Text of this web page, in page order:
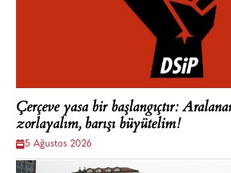
Çerçeve yasa bir başlangıçtır:
zorlayalım, barışı büyütelim!
5 Ağustos 2026